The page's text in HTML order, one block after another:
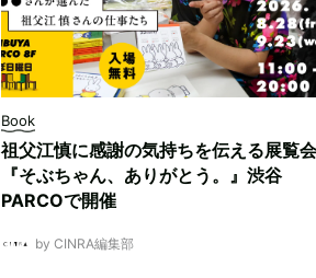
Book
祖父江慎に感謝の気持ちを伝える展覧会
『そぶちゃん、ありがとう。』渋谷
PARCOで開催
by CINRA編集部